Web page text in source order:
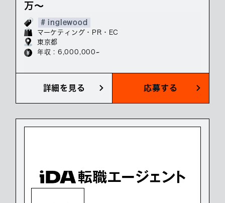
万～
# inglewood
マーケティング・PR・EC
東京都
年収 : 6,000,000~
詳細を見る 応募する